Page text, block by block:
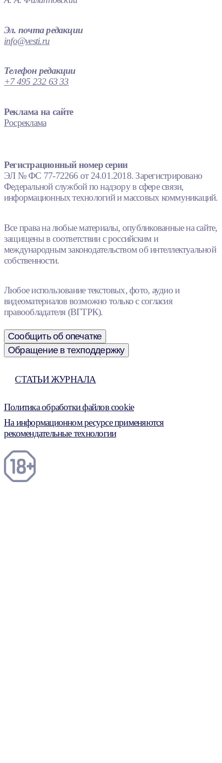
Эл. почта редакции
info@vesti.ru
Телефон редакции
+7 495 232 63 33
Реклама на сайте
Росреклама
Регистрационный номер серии
ЭЛ № ФС 77-72266 от 24.01.2018. Зарегистрировано
Федеральной службой по надзору в сфере связи,
информационных технологий и массовых коммуникаций.
Все права на любые материалы, опубликованные на сайте,
защищены в соответствии с российским и
международным законодательством об интеллектуальной
собственности.
Любое использование текстовых, фото, аудио и
видеоматериалов возможно только с согласия
правообладателя (ВГТРК).
Сообщить об опечатке
Обращение в техподдержку
СТАТЬИ ЖУРНАЛА
Политика обработки файлов cookie
На информационном ресурсе применяются
рекомендательные технологии